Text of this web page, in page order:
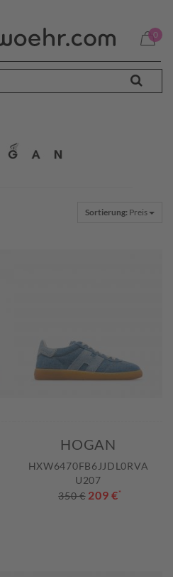
0
Sortierung: Preis
HOGAN
HXW6470FB6JJDL0RVA
U207
350 € 209 €*